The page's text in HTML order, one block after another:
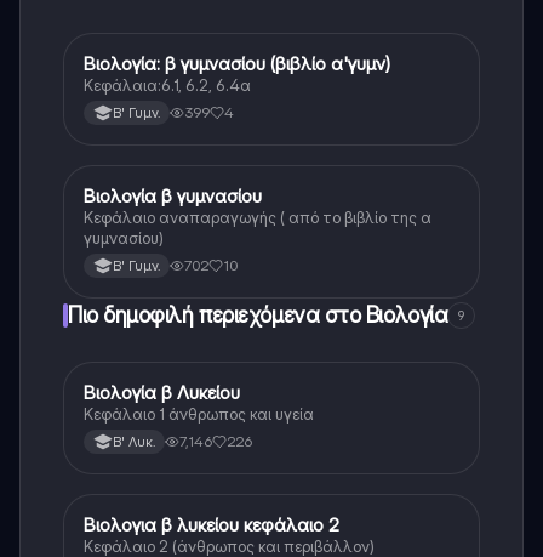
Βιολογία
Βιολογία: β γυμνασίου (βιβλίο α'γυμν)
Κεφάλαια:6.1, 6.2, 6.4α
Β' Γυμν. 399 4
Βιολογία
Βιολογία β γυμνασίου
Κεφάλαιο αναπαραγωγής ( από το βιβλίο της α
γυμνασίου)
Β' Γυμν. 702 10
Πιο δημοφιλή περιεχόμενα στο Βιολογία 9
Βιολογία
Βιολογία β Λυκείου
Κεφάλαιο 1 άνθρωπος και υγεία
Β' Λυκ. 7,146 226
Βιολογία
Βιολογια β λυκείου κεφάλαιο 2
Κεφάλαιο 2 (άνθρωπος και περιβάλλον)